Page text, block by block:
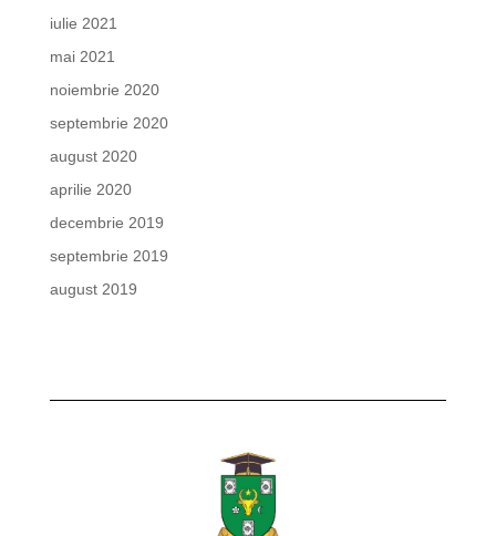
iulie 2021
mai 2021
noiembrie 2020
septembrie 2020
august 2020
aprilie 2020
decembrie 2019
septembrie 2019
august 2019